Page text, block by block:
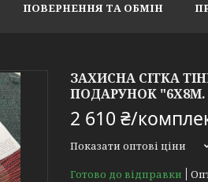
ПОВЕРНЕННЯ ТА ОБМІН
ЗАХИСНА СІТКА
ПОДАРУНОК "6Х8М.
2 610 ₴/
Показати оптові ціни
Готово до відправки